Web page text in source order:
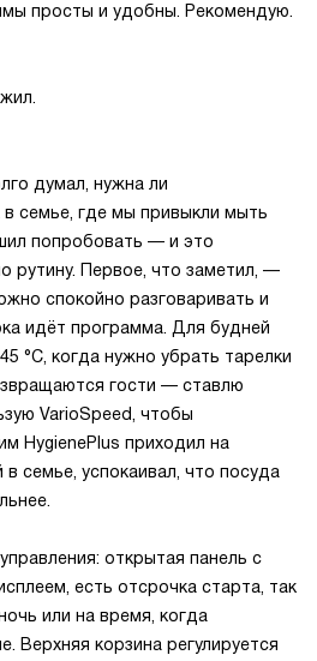
просты и удобны. Рекомендую.
думал, нужна ли
семье, где мы привыкли мыть
попробовать — и это
рутину. Первое, что заметил, —
спокойно разговаривать и
идёт программа. Для будней
°C, когда нужно убрать тарелки
гости — ставлю
VarioSpeed, чтобы
HygienePlus приходил на
семье, успокаивал, что посуда
открытая панель с
есть отсрочка старта, так
или на время, когда
Верхняя корзина регулируется